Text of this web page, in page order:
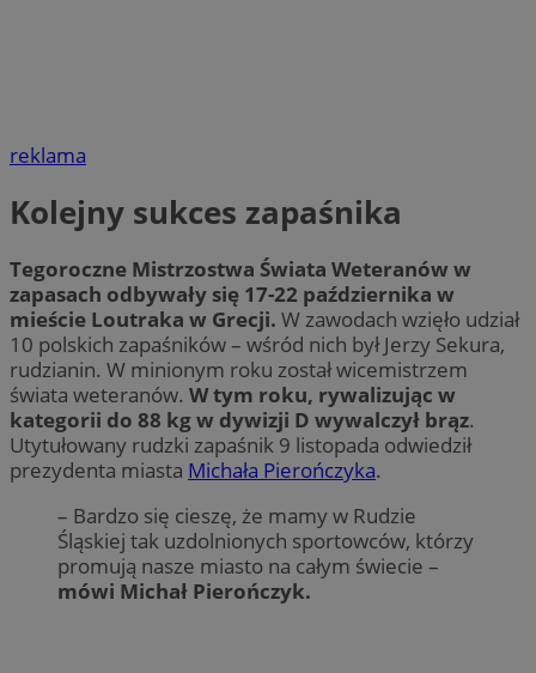
reklama
Kolejny sukces zapaśnika
Tegoroczne Mistrzostwa Świata Weteranów w
zapasach odbywały się 17-22 października w
mieście Loutraka w Grecji. W zawodach wzięło udział
10 polskich zapaśników – wśród nich był Jerzy Sekura,
rudzianin. W minionym roku został wicemistrzem
świata weteranów. W tym roku, rywalizując w
kategorii do 88 kg w dywizji D wywalczył brąz.
Utytułowany rudzki zapaśnik 9 listopada odwiedził
prezydenta miasta Michała Pierończyka.
– Bardzo się cieszę, że mamy w Rudzie
Śląskiej tak uzdolnionych sportowców, którzy
promują nasze miasto na całym świecie –
mówi Michał Pierończyk.